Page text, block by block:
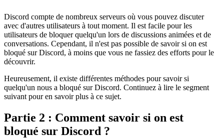
Discord compte de nombreux serveurs où vous pouvez discuter
avec d'autres utilisateurs à tout moment. Il est facile pour les
utilisateurs de bloquer quelqu'un lors de discussions animées et de
conversations. Cependant, il n'est pas possible de savoir si on est
bloqué sur Discord, à moins que vous ne fassiez des efforts pour le
découvrir.
Heureusement, il existe différentes méthodes pour savoir si
quelqu'un nous a bloqué sur Discord. Continuez à lire le segment
suivant pour en savoir plus à ce sujet.
Partie 2 : Comment savoir si on est
bloqué sur Discord ?